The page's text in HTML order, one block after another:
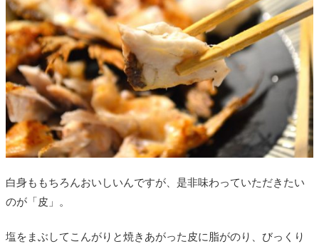
白身ももちろんおいしいんですが、是非味わっていただきたい
のが「皮」。
塩をまぶしてこんがりと焼きあがった皮に脂がのり、びっくり